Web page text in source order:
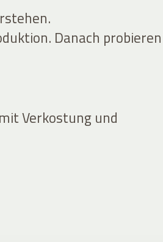
Danach
Verkostung und